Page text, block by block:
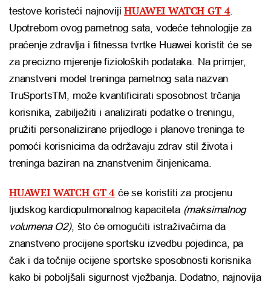
testove koristeći najnovijiHUAWEI WATCH GT 4.
Upotrebom ovog pametnog sata, vodeće tehnologije za
praćenje zdravlja i fitnessa tvrtke Huawei koristit će se
za precizno mjerenje fizioloških podataka. Na primjer,
znanstveni model treninga pametnog sata nazvan
TruSportsTM, može kvantificirati sposobnost trčanja
korisnika, zabilježiti i analizirati podatke o treningu,
pružiti personalizirane prijedloge i planove treninga te
pomoći korisnicima da održavaju zdrav stil života i
treninga baziran na znanstvenim činjenicama.
HUAWEI WATCH GT 4 će se koristiti za procjenu
ljudskog kardiopulmonalnog kapaciteta (maksimalnog
volumena O2), što će omogućiti istraživačima da
znanstveno procijene sportsku izvedbu pojedinca, pa
čak i da točnije ocijene sportske sposobnosti korisnika
kako bi poboljšali sigurnost vježbanja. Dodatno, najnovija